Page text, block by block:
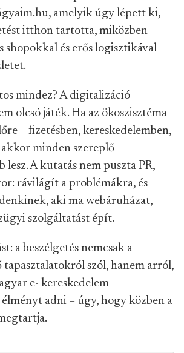
amelyik úgy lépett ki,
itthon tartotta, miközben
shopokkal és erős logisztikával
mindez? A digitalizáció
olcsó játék. Ha az ökoszisztéma
– fizetésben, kereskedelemben,
minden szereplő
lesz. A kutatás nem puszta PR,
rávilágít a problémákra, és
aki ma webáruházat,
szolgáltatást épít.
a beszélgetés nemcsak a
szól, hanem arról,
e- kereskedelem
adni – úgy, hogy közben a